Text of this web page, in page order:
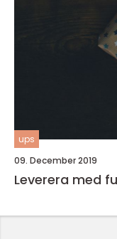
ups
09. December 2019
Leverera med